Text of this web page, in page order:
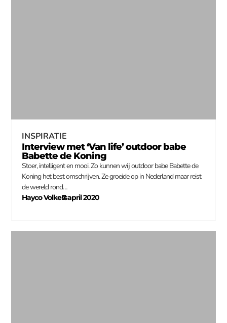
INSPIRATIE
Interview met ‘Van life’ outdoor babe
Babette de Koning
Stoer, intelligent en mooi. Zo kunnen wij outdoor babe Babette de
Koning het best omschrijven. Ze groeide op in Nederland maar reist
de wereld rond…
Hayco Volkers
–
7 april 2020